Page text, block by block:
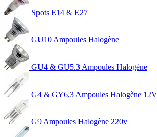
Spots E14 & E27
GU10 Ampoules Halogène
GU4 & GU5.3 Ampoules Halogène
G4 & GY6,3 Ampoules Halogène 12V
G9 Ampoules Halogène 220v